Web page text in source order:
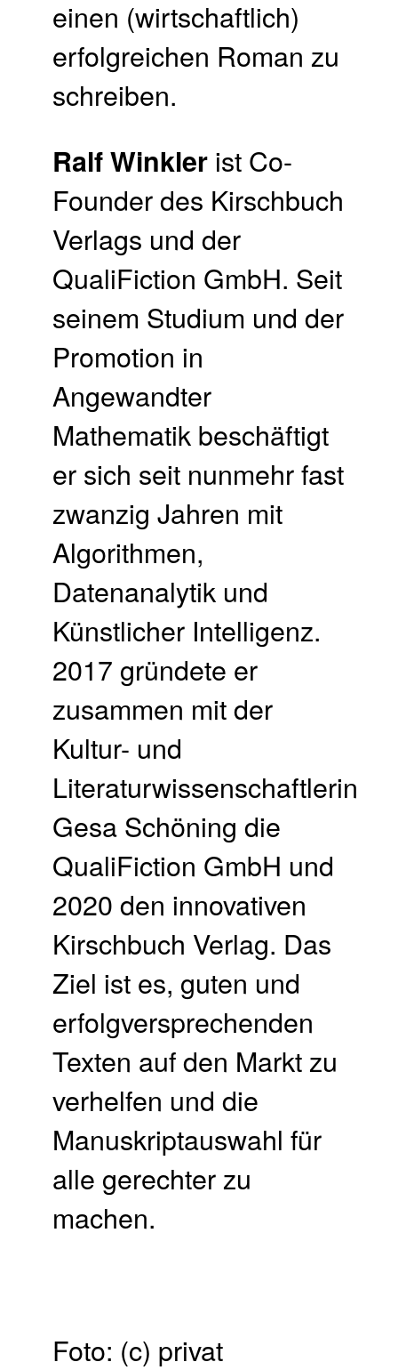
einen (wirtschaftlich)
erfolgreichen Roman zu
schreiben.
Ralf Winkler ist Co-
Founder des Kirschbuch
Verlags und der
QualiFiction GmbH. Seit
seinem Studium und der
Promotion in
Angewandter
Mathematik beschäftigt
er sich seit nunmehr fast
zwanzig Jahren mit
Algorithmen,
Datenanalytik und
Künstlicher Intelligenz.
2017 gründete er
zusammen mit der
Kultur- und
Literaturwissenschaftlerin
Gesa Schöning die
QualiFiction GmbH und
2020 den innovativen
Kirschbuch Verlag. Das
Ziel ist es, guten und
erfolgversprechenden
Texten auf den Markt zu
verhelfen und die
Manuskriptauswahl für
alle gerechter zu
machen.
Foto: (c) privat